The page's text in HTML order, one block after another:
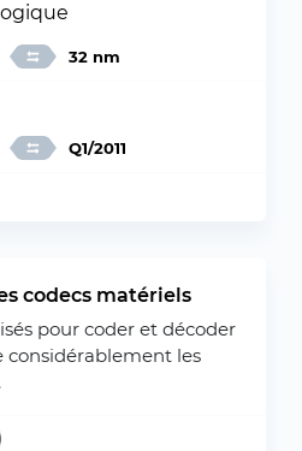
32 nm
Q1/2011
codecs matériels
pour coder et décoder
considérablement les